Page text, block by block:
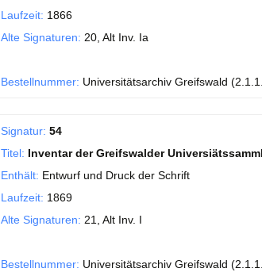
Laufzeit: 1866
Alte Signaturen: 20, Alt Inv. Ia
Bestellnummer: Universitätsarchiv Greifswald
Signatur: 54
Titel: Inventar der Greifswalder
Enthält: Entwurf und Druck der Schrift
Laufzeit: 1869
Alte Signaturen: 21, Alt Inv. I
Bestellnummer: Universitätsarchiv Greifswald